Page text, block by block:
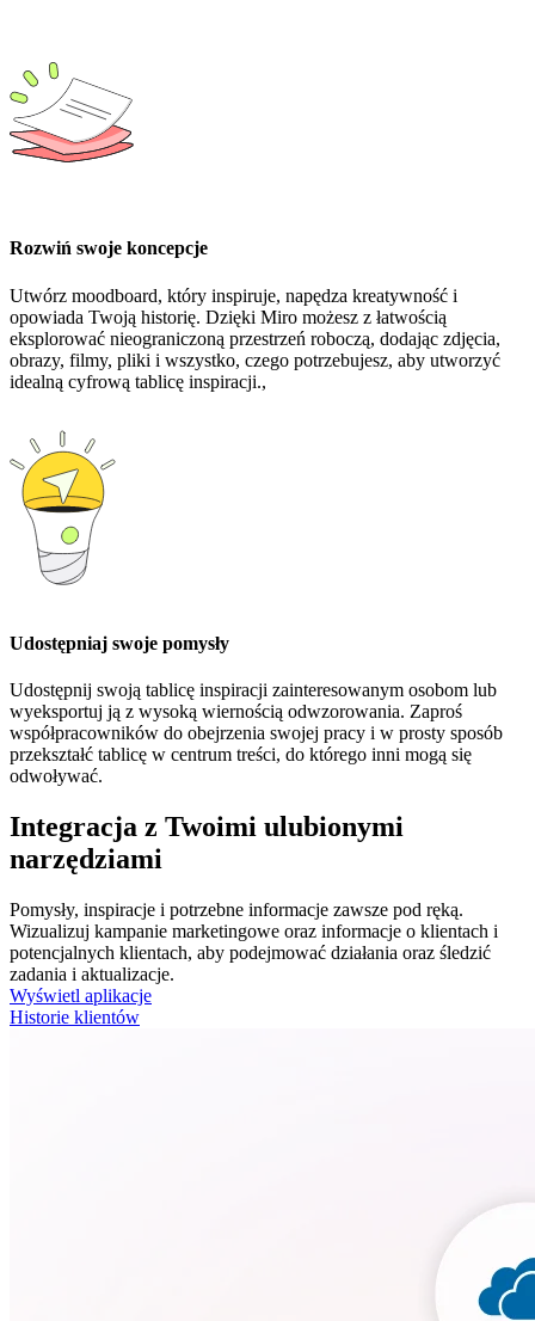
Rozwiń swoje koncepcje
Utwórz moodboard, który inspiruje, napędza kreatywność i
opowiada Twoją historię. Dzięki Miro możesz z łatwością
eksplorować nieograniczoną przestrzeń roboczą, dodając zdjęcia,
obrazy, filmy, pliki i wszystko, czego potrzebujesz, aby utworzyć
idealną cyfrową tablicę inspiracji.,
Udostępniaj swoje pomysły
Udostępnij swoją tablicę inspiracji zainteresowanym osobom lub
wyeksportuj ją z wysoką wiernością odwzorowania. Zaproś
współpracowników do obejrzenia swojej pracy i w prosty sposób
przekształć tablicę w centrum treści, do którego inni mogą się
odwoływać.
Integracja z Twoimi ulubionymi
narzędziami
Pomysły, inspiracje i potrzebne informacje zawsze pod ręką.
Wizualizuj kampanie marketingowe oraz informacje o klientach i
potencjalnych klientach, aby podejmować działania oraz śledzić
zadania i aktualizacje.
Wyświetl aplikacje
Historie klientów